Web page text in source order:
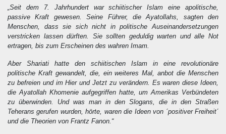
„Seit dem 7. Jahrhundert war schiitischer Islam eine apolitische,
passive Kraft gewesen. Seine Führer, die Ayatollahs, sagten den
Menschen, dass sie sich nicht in politische Auseinandersetzungen
verstricken lassen dürften. Sie sollten geduldig warten und alle Not
ertragen, bis zum Erscheinen des wahren Imam.
Aber Shariati hatte den schiitischen Islam in eine revolutionäre
politische Kraft gewandelt, die, ein weiteres Mal, anbot die Menschen
zu befreien und im Hier und Jetzt zu verändern. Es waren diese Ideen,
die Ayatollah Khomenie aufgegriffen hatte, um Amerikas Verbündeten
zu überwinden. Und was man in den Slogans, die in den Straßen
Teherans gerufen wurden, hörte, waren die Ideen von ´positiver Freiheit´
und die Theorien von Frantz Fanon.“